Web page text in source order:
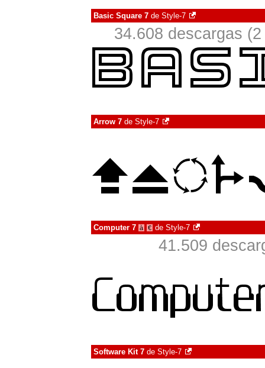
Basic Square 7 de Style-7
34.608 descargas
Arrow 7 de Style-7
Computer 7 à € de Style-7
41.509
Software Kit 7 de Style-7